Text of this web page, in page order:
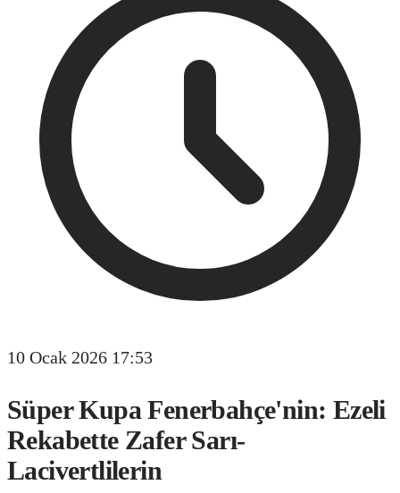
10 Ocak 2026 17:53
Süper Kupa Fenerbahçe'nin: Ezeli
Rekabette Zafer Sarı-
Lacivertlilerin